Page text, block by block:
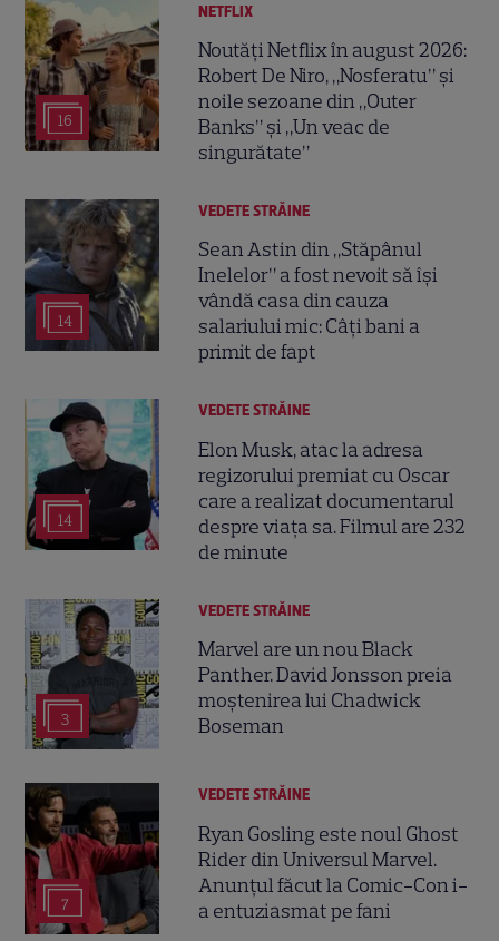
16
NETFLIX
Noutăți Netflix în august 2026:
Robert De Niro, „Nosferatu” și
noile sezoane din „Outer
Banks” și „Un veac de
singurătate”
14
VEDETE STRĂINE
Sean Astin din „Stăpânul
Inelelor” a fost nevoit să își
vândă casa din cauza
salariului mic: Câți bani a
primit de fapt
14
VEDETE STRĂINE
Elon Musk, atac la adresa
regizorului premiat cu Oscar
care a realizat documentarul
despre viața sa. Filmul are 232
de minute
3
VEDETE STRĂINE
Marvel are un nou Black
Panther. David Jonsson preia
moștenirea lui Chadwick
Boseman
7
VEDETE STRĂINE
Ryan Gosling este noul Ghost
Rider din Universul Marvel.
Anunțul făcut la Comic-Con i-
a entuziasmat pe fani